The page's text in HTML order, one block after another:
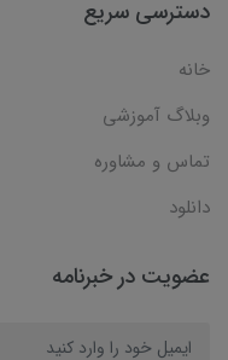
دسترسی سریع
خانه
وبلاگ آموزشی
تماس و مشاوره
دانلود
عضویت در خبرنامه